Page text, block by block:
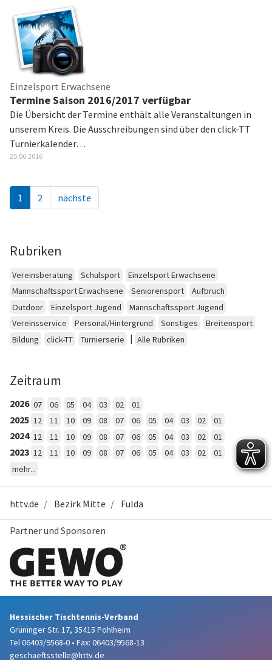
Einzelsport Erwachsene
Termine Saison 2016/2017 verfügbar
Die Übersicht der Termine enthält alle Veranstaltungen in
unserem Kreis. Die Ausschreibungen sind über den click-TT
Turnierkalender…
25.06.2016
1 2 nächste
Rubriken
Vereinsberatung Schulsport
Einzelsport Erwachsene
Mannschaftssport Erwachsene
Seniorensport
Aufbruch
Outdoor
Einzelsport Jugend
Mannschaftssport Jugend
Vereinsservice
Personal/Hintergrund Sonstiges
Breitensport
Bildung
click-TT Turnierserie | Alle Rubriken
Zeitraum
2026 07 06 05 04 03 02 01
2025 12 11 10 09 08 07 06 05 04 03 02 01
2024 12 11 10 09 08 07 06 05 04 03 02 01
2023 12 11 10 09 08 07 06 05 04 03 02
01
mehr...
httv.de Bezirk Mitte Fulda
Partner und Sponsoren
Hessischer Tischtennis-Verband
Grüninger Str. 17, 35415 Pohlheim
Tel 06403/9568-0 • Fax: 06403/9568-13
geschaeftsstelle@httv.de